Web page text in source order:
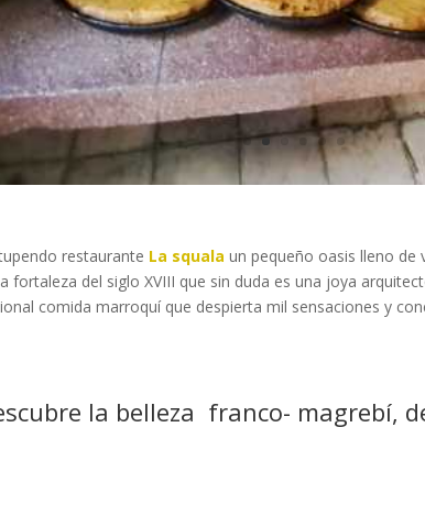
restaurante La squala un pequeño oasis lleno de
fortaleza del siglo XVIII que sin duda es una joya
comida marroquí que despierta mil sensaciones y
la belleza franco- magrebí,